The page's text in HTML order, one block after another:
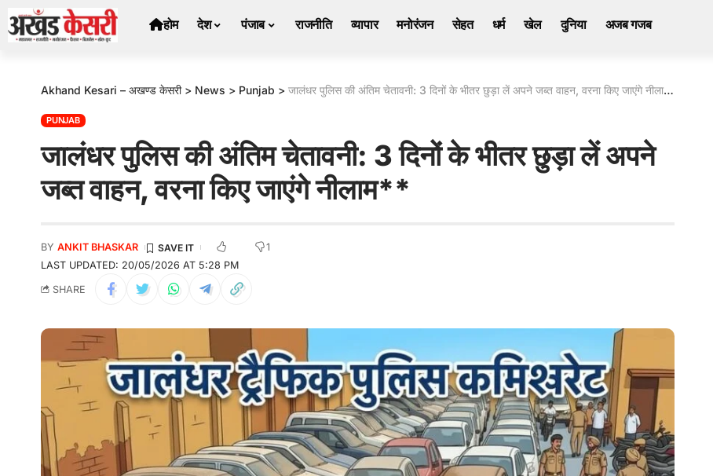
होम देश पंजाब राजनीति व्यापार मनोरंजन सेहत धर्म खेल दुनिया अजब गजब
Akhand Kesari – अखण्ड केसरी> News > Punjab > जालंधर पुलिस की अंतिम चेतावनी: 3 दिनों के भीतर छुड़ा लें अपने जब्त वाहन, वरना किए जाएंगे नीलाम**
PUNJAB
जालंधर पुलिस की अंतिम चेतावनी: 3 दिनों के भीतर छुड़ा लें अपने
जब्त वाहन, वरना किए जाएंगे नीलाम**
LAST UPDATED: 20/05/2026 AT 5:28 PM
BY ANKIT BHASKAR 1
SHARE